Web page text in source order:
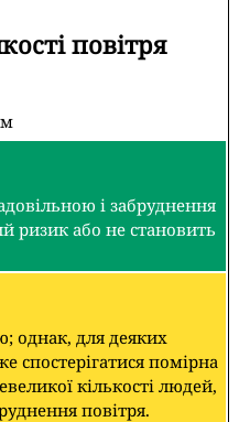
повітря
і забруднення
ризик або не становить
однак, для деяких
помірна
кількості людей,
повітря.